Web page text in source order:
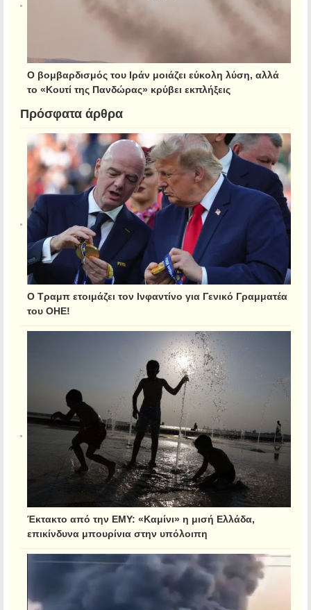
Ο βομβαρδισμός του Ιράν μοιάζει εύκολη λύση, αλλά
το «Κουτί της Πανδώρας» κρύβει εκπλήξεις
Πρόσφατα άρθρα
Ο Τραμπ ετοιμάζει τον Ινφαντίνο για Γενικό Γραμματέα
του ΟΗΕ!
Έκτακτο από την ΕΜΥ: «Καμίνι» η μισή Ελλάδα,
επικίνδυνα μπουρίνια στην υπόλοιπη